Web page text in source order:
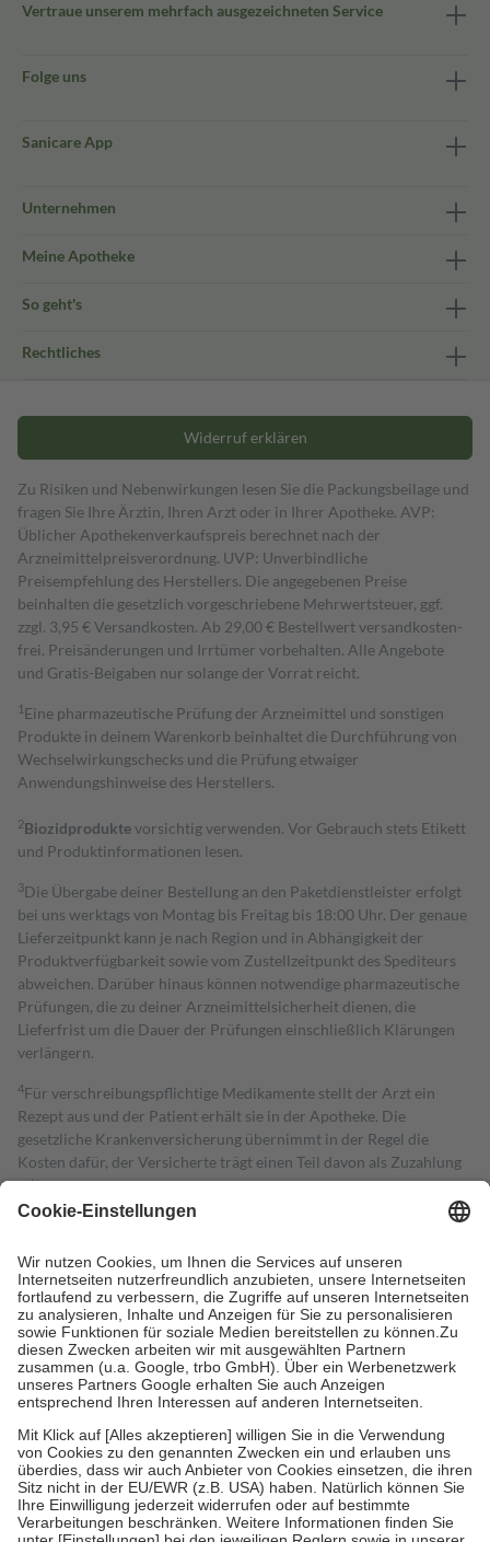
Vertraue unserem mehrfach ausgezeichneten Service
Folge uns
Sanicare App
Unternehmen
Meine Apotheke
So geht's
Rechtliches
Widerruf erklären
Zu Risiken und Nebenwirkungen lesen Sie die Packungsbeilage und
fragen Sie Ihre Ärztin, Ihren Arzt oder in Ihrer Apotheke. AVP:
Üblicher Apothekenverkaufspreis berechnet nach der
Arzneimittelpreisverordnung. UVP: Unverbindliche
Preisempfehlung des Herstellers. Die angegebenen Preise
beinhalten die gesetzlich vorgeschriebene Mehrwertsteuer, ggf.
zzgl. 3,95 € Versandkosten. Ab 29,00 € Bestell­wert versand­kosten­
frei. Preisänderungen und Irrtümer vorbehalten. Alle Angebote
und Gratis-Beigaben nur solange der Vorrat reicht.
1 Eine pharmazeutische Prüfung der Arzneimittel und sonstigen
Produkte in deinem Warenkorb beinhaltet die Durchführung von
Wechselwirkungschecks und die Prüfung etwaiger
Anwendungshinweise des Herstellers.
2Biozidproduktevorsichtig verwenden. Vor Gebrauch stets Etikett
und Produktinformationen lesen.
3Die Übergabe deiner Bestellung an den Paketdienstleister erfolgt
bei uns werktags von Montag bis Freitag bis 18:00 Uhr. Der genaue
Lieferzeitpunkt kann je nach Region und in Abhängigkeit der
Produktverfügbarkeit sowie vom Zustellzeitpunkt des Spediteurs
abweichen. Darüber hinaus können notwendige pharmazeutische
Prüfungen, die zu deiner Arzneimittelsicherheit dienen, die
Lieferfrist um die Dauer der Prüfungen einschließlich Klärungen
verlängern.
4Für verschreibungspflichtige Medikamente stellt der Arzt ein
Rezept aus und der Patient erhält sie in der Apotheke. Die
gesetzliche Krankenversicherung übernimmt in der Regel die
Kosten dafür, der Versicherte trägt einen Teil davon als Zuzahlung
mit.
Grundsätzlich leisten Mitglieder Zuzahlungen in Höhe von zehn
höchstens zehn Euro.
Es sind jedoch nie mehr als die tatsächlichen
Kosten der Leistung zu entrichten.
Diese Regeln gelten grundsätzlich auch für Online-Apotheken.
Bei Heilmitteln und häuslicher Krankenpflege beträgt die
Zuzahlung zehn Prozent der Kosten sowie zehn Euro je
Verordnung.
Um das Engagement der Versicherten für ihre eigene Gesundheit zu
stärken und die besondere Stellung der Familie zu unterstützen,
fallenkeine Zuzahlungenan bei:
• Kindern und Jugendlichen bis zum vollendeten 18. Lebensjahr
mit Ausnahme der Fahrkosten
• Untersuchungen zur Vorsorge und Früherkennung, die von der
GKV getragen werden